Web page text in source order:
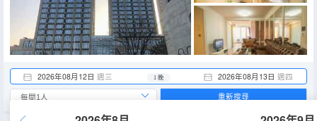
2026年08月12日 週三 2026年08月13日 週四
1 晚
重新搜尋